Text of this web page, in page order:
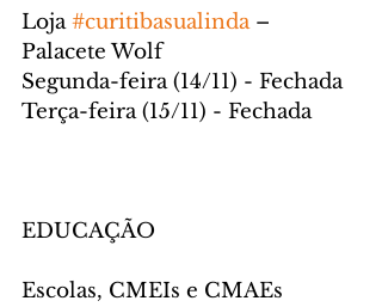
Loja #curitibasualinda –
Palacete Wolf
Segunda-feira (14/11) - Fechada
Terça-feira (15/11) - Fechada
EDUCAÇÃO
Escolas, CMEIs e CMAEs